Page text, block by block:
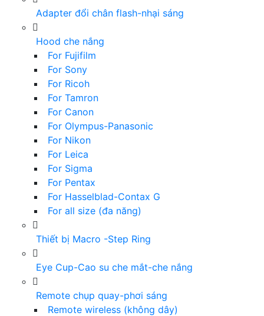
Adapter đổi chân flash-nhại sáng
Hood che nắng
For Fujifilm
For Sony
For Ricoh
For Tamron
For Canon
For Olympus-Panasonic
For Nikon
For Leica
For Sigma
For Pentax
For Hasselblad-Contax G
For all size (đa năng)
Thiết bị Macro -Step Ring
Eye Cup-Cao su che mắt-che nắng
Remote chụp quay-phơi sáng
Remote wireless (không dây)